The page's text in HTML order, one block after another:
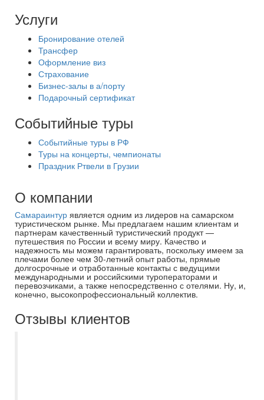
Услуги
Бронирование отелей
Трансфер
Оформление виз
Страхование
Бизнес-залы в а/порту
Подарочный сертификат
Событийные туры
Событийные туры в РФ
Туры на концерты, чемпионаты
Праздник Ртвели в Грузии
О компании
Самараинтур является одним из лидеров на самарском
туристическом рынке. Мы предлагаем нашим клиентам и
партнерам качественный туристический продукт —
путешествия по России и всему миру. Качество и
надежность мы можем гарантировать, поскольку имеем за
плечами более чем 30-летний опыт работы, прямые
долгосрочные и отработанные контакты с ведущими
международными и российскими туроператорами и
перевозчиками, а также непосредственно с отелями. Ну, и,
конечно, высокопрофессиональный коллектив.
Отзывы клиентов